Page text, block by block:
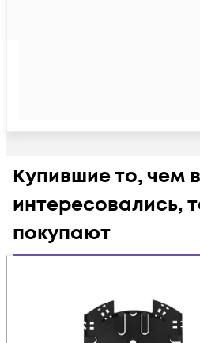
Купившие то, чем
интересовались,
покупают